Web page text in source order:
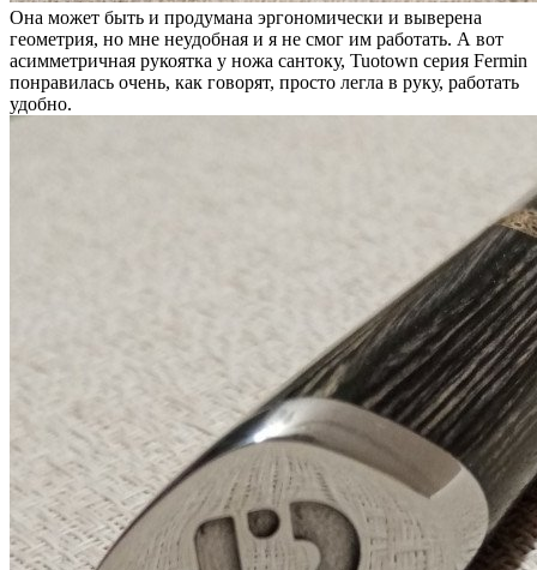
Она может быть и продумана эргономически и выверена
геометрия, но мне неудобная и я не смог им работать. А вот
асимметричная рукоятка у ножа сантоку, Tuotown серия Fermin
понравилась очень, как говорят, просто легла в руку, работать
удобно.